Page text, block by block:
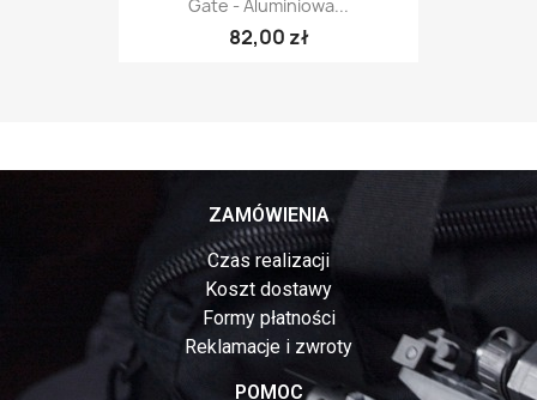
Gate - Aluminiowa...
82,00 zł
ZAMÓWIENIA
Czas realizacji
Koszt dostawy
Formy płatności
Reklamacje i zwroty
POMOC